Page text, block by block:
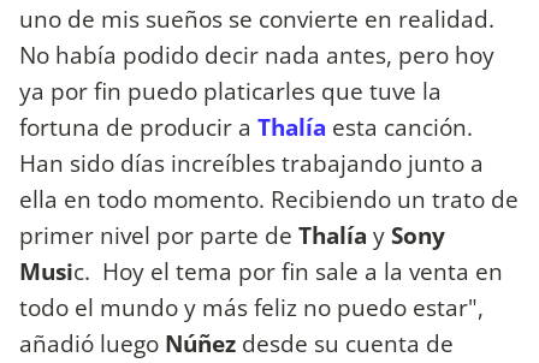
uno de mis sueños se convierte en realidad.
No había podido decir nada antes, pero hoy
ya por fin puedo platicarles que tuve la
fortuna de producir a Thalía esta canción.
Han sido días increíbles trabajando junto a
ella en todo momento. Recibiendo un trato de
primer nivel por parte de Thalía ySony
Music. Hoy el tema por fin sale a la venta en
todo el mundo y más feliz no puedo estar",
añadió luego Núñez desde su cuenta de